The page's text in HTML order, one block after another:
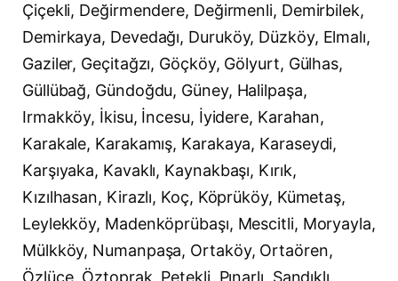
Çiçekli, Değirmendere, Değirmenli, Demirbilek,
Demirkaya, Devedağı, Duruköy, Düzköy, Elmalı,
Gaziler, Geçitağzı, Göçköy, Gölyurt, Gülhas,
Güllübağ, Gündoğdu, Güney, Halilpaşa,
Irmakköy, İkisu, İncesu, İyidere, Karahan,
Karakale, Karakamış, Karakaya, Karaseydi,
Karşıyaka, Kavaklı, Kaynakbaşı, Kırık,
Kızılhasan, Kirazlı, Koç, Köprüköy, Kümetaş,
Leylekköy, Madenköprübaşı, Mescitli, Moryayla,
Mülkköy, Numanpaşa, Ortaköy, Ortaören,
Özlüce, Öztoprak, Petekli, Pınarlı, Sandıklı,